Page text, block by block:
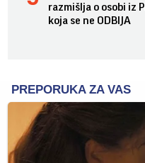
razmišlja o osobi iz
koja se ne ODBIJA